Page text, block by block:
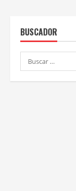
BUSCADOR
Buscar: